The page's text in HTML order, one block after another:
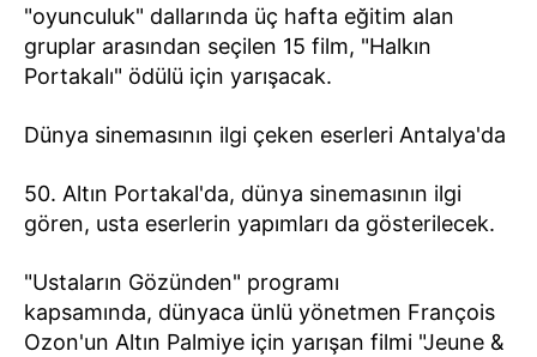
"oyunculuk" dallarında üç hafta eğitim alan
gruplar arasından seçilen 15 film, "Halkın
Portakalı" ödülü için yarışacak.
Dünya sinemasının ilgi çeken eserleri Antalya'da
50. Altın Portakal'da, dünya sinemasının ilgi
gören, usta eserlerin yapımları da gösterilecek.
"Ustaların Gözünden" programı
kapsamında, dünyaca ünlü yönetmen François
Ozon'un Altın Palmiye için yarışan filmi "Jeune &